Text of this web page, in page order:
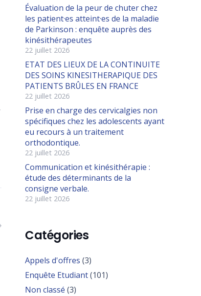
Évaluation de la peur de chuter chez
les patient·es atteint·es de la maladie
de Parkinson : enquête auprès des
kinésithérapeutes
22 juillet 2026
ETAT DES LIEUX DE LA CONTINUITE
DES SOINS KINESITHERAPIQUE DES
PATIENTS BRÛLES EN FRANCE
22 juillet 2026
Prise en charge des cervicalgies non
spécifiques chez les adolescents ayant
eu recours à un traitement
orthodontique.
22 juillet 2026
Communication et kinésithérapie :
étude des déterminants de la
consigne verbale.
22 juillet 2026
Catégories
Appels d'offres (3)
Enquête Etudiant(101)
Non classé (3)